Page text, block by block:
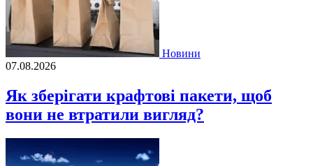
Новини
07.08.2026
Як зберігати крафтові пакети, щоб
вони не втратили вигляд?